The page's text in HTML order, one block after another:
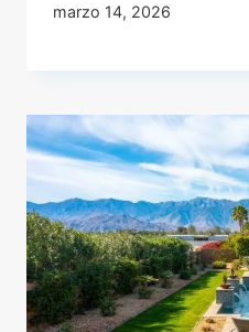
marzo 14, 2026